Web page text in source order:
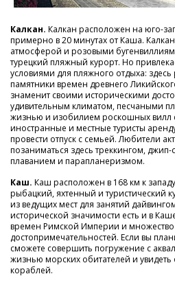
Калкан. Калкан расположен на юго-
примерно в 20 минутах от Каша.
атмосферой и розовыми
турецкий пляжный курорт. Но
условиями для пляжного отдыха:
памятники времен древнего
знаменит своими историческими
удивительным климатом, песчаными
жизнью и изобилием роскошных вилл
иностранные и местные туристы
провести отпуск с семьей. Любители
позаниматься здесь треккингом,
плаванием и парапланеризмом.
Каш. Каш расположен в 168 км к
рыбацкий, яхтенный и туристический
из ведущих мест для занятий
исторической значимости есть и в
времен Римской Империи и множество
достопримечательностей. Если вы
сможете совершить погружение с
жизнью морских обитателей и
кораблей.